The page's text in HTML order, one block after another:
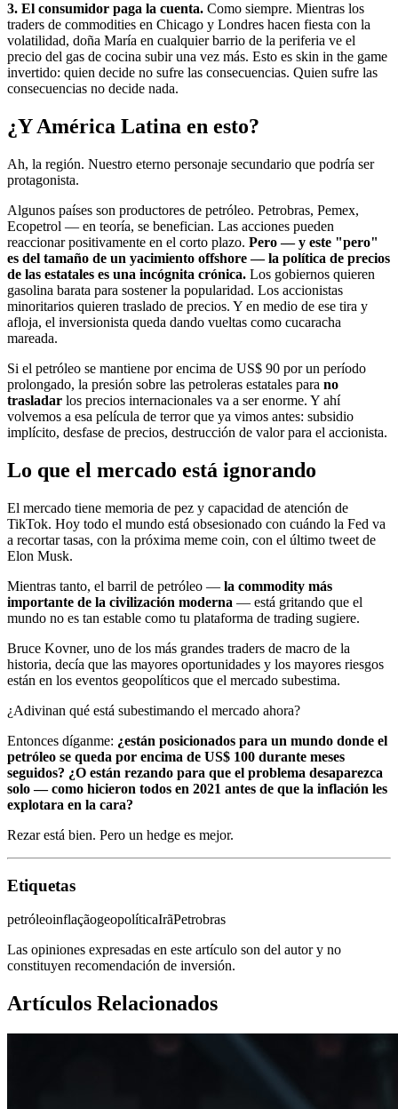
3. El consumidor paga la cuenta. Como siempre. Mientras los
traders de commodities en Chicago y Londres hacen fiesta con la
volatilidad, doña María en cualquier barrio de la periferia ve el
precio del gas de cocina subir una vez más. Esto es skin in the game
invertido: quien decide no sufre las consecuencias. Quien sufre las
consecuencias no decide nada.
¿Y América Latina en esto?
Ah, la región. Nuestro eterno personaje secundario que podría ser
protagonista.
Algunos países son productores de petróleo. Petrobras, Pemex,
Ecopetrol — en teoría, se benefician. Las acciones pueden
reaccionar positivamente en el corto plazo. Pero — y este "pero"
es del tamaño de un yacimiento offshore — la política de precios
de las estatales es una incógnita crónica. Los gobiernos quieren
gasolina barata para sostener la popularidad. Los accionistas
minoritarios quieren traslado de precios. Y en medio de ese tira y
afloja, el inversionista queda dando vueltas como cucaracha
mareada.
Si el petróleo se mantiene por encima de US$ 90 por un período
prolongado, la presión sobre las petroleras estatales para no
trasladar los precios internacionales va a ser enorme. Y ahí
volvemos a esa película de terror que ya vimos antes: subsidio
implícito, desfase de precios, destrucción de valor para el accionista.
Lo que el mercado está ignorando
El mercado tiene memoria de pez y capacidad de atención de
TikTok. Hoy todo el mundo está obsesionado con cuándo la Fed va
a recortar tasas, con la próxima meme coin, con el último tweet de
Elon Musk.
Mientras tanto, el barril de petróleo — la commodity más
importante de la civilización moderna — está gritando que el
mundo no es tan estable como tu plataforma de trading sugiere.
Bruce Kovner, uno de los más grandes traders de macro de la
historia, decía que las mayores oportunidades y los mayores riesgos
están en los eventos geopolíticos que el mercado subestima.
¿Adivinan qué está subestimando el mercado ahora?
Entonces díganme: ¿están posicionados para un mundo donde el
petróleo se queda por encima de US$ 100 durante meses
seguidos? ¿O están rezando para que el problema desaparezca
solo — como hicieron todos en 2021 antes de que la inflación les
explotara en la cara?
Rezar está bien. Pero un hedge es mejor.
Etiquetas
petróleoinflaçãogeopolíticaIrãPetrobras
Las opiniones expresadas en este artículo son del autor y no
constituyen recomendación de inversión.
Artículos Relacionados